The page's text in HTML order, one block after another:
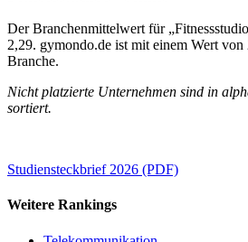
Der Branchenmittelwert für
2,29. gymondo.de ist mit einem Wert von
Branche.
Nicht platzierte Unternehmen sind in
sortiert.
Studiensteckbrief 2026 (PDF)
Weitere Rankings